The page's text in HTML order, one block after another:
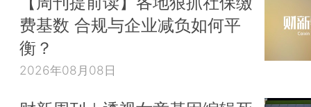
费基数 合规与企业减负如何平
衡？
2026年08月08日